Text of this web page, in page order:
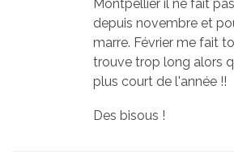
Montpellier il ne fait
depuis novembre et
marre. Février me fait
trouve trop long alors
plus court de l'année !!
Des bisous !